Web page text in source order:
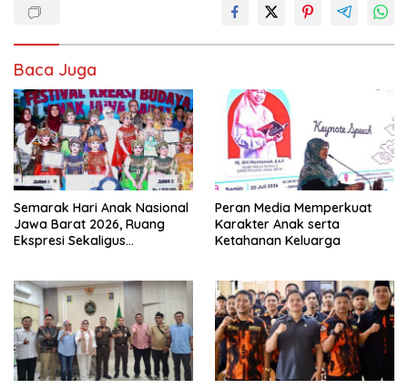
Baca Juga
Semarak Hari Anak Nasional
Jawa Barat 2026, Ruang
Ekspresi Sekaligus
Peran Media Memperkuat
Karakter Anak serta
Ketahanan Keluarga